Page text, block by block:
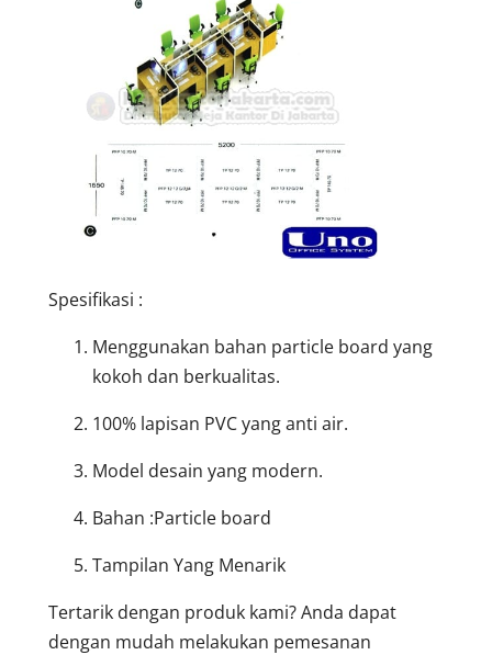
Spesifikasi :
Menggunakan bahan particle board yang
kokoh dan berkualitas.
100% lapisan PVC yang anti air.
Model desain yang modern.
Bahan :Particle board
Tampilan Yang Menarik
Tertarik dengan produk kami? Anda dapat
dengan mudah melakukan pemesanan